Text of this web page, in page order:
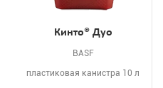
Кинто® Дуо
BASF
пластиковая канистра 10 л